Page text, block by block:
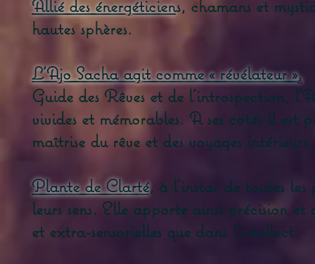
Allié des énergéticiens, chamans et
hautes sphères.
L'Ajo Sacha agit comme « révélateur »,
Guide des Rêves et de l'introspection,
vivides et mémorables. A ses cotés il est
maîtrise du rêve et des voyages intérieurs.
Plante de Clarté, à l'instar de toutes les
leurs sens. Elle apporte ainsi précision et
et extra-sensorielles que dans l'intellect.